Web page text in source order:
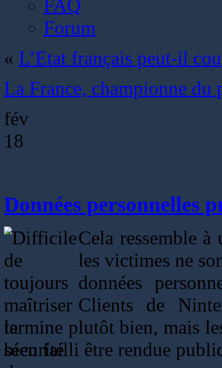
FAQ
Forum
« L’Etat français peut-il
La France, championne du
fév
18
Données personnelles
Cela ressemble
les victimes ne
données
Clients de
termine plutôt bien, mais
bien failli être rendue